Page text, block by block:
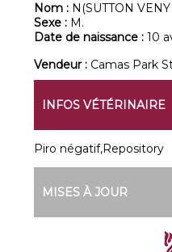
Nom : N(SUTTON
Sexe : M.
Date de naissance :10
Vendeur : Camas Park
INFOS VÉTÉRINAIRE
Piro négatif,Repository
MISES À JOUR